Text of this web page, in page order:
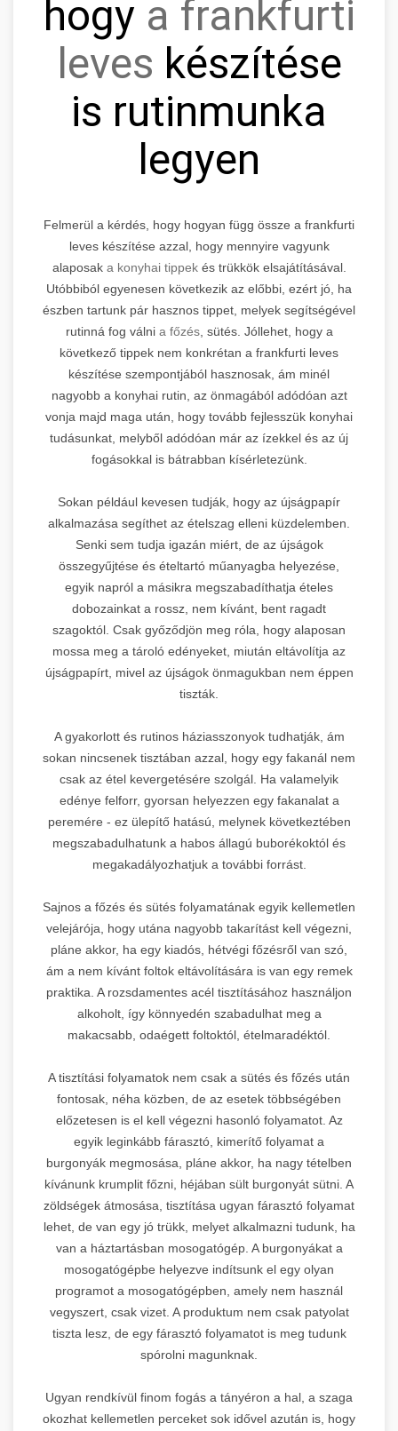
hogy a frankfurti
leves készítése
is rutinmunka
legyen
Felmerül a kérdés, hogy hogyan függ össze a frankfurti
leves készítése azzal, hogy mennyire vagyunk
alaposak a konyhai tippekés trükkök elsajátításával.
Utóbbiból egyenesen következik az előbbi, ezért jó, ha
észben tartunk pár hasznos tippet, melyek segítségével
rutinná fog válni a főzés, sütés. Jóllehet, hogy a
következő tippek nem konkrétan a frankfurti leves
készítése szempontjából hasznosak, ám minél
nagyobb a konyhai rutin, az önmagából adódóan azt
vonja majd maga után, hogy tovább fejlesszük konyhai
tudásunkat, melyből adódóan már az ízekkel és az új
fogásokkal is bátrabban kísérletezünk.
Sokan például kevesen tudják, hogy az újságpapír
alkalmazása segíthet az ételszag elleni küzdelemben.
Senki sem tudja igazán miért, de az újságok
összegyűjtése és ételtartó műanyagba helyezése,
egyik napról a másikra megszabadíthatja ételes
dobozainkat a rossz, nem kívánt, bent ragadt
szagoktól. Csak győződjön meg róla, hogy alaposan
mossa meg a tároló edényeket, miután eltávolítja az
újságpapírt, mivel az újságok önmagukban nem éppen
tiszták.
A gyakorlott és rutinos háziasszonyok tudhatják, ám
sokan nincsenek tisztában azzal, hogy egy fakanál nem
csak az étel kevergetésére szolgál. Ha valamelyik
edénye felforr, gyorsan helyezzen egy fakanalat a
peremére - ez ülepítő hatású, melynek következtében
megszabadulhatunk a habos állagú buborékoktól és
megakadályozhatjuk a további forrást.
Sajnos a főzés és sütés folyamatának egyik kellemetlen
velejárója, hogy utána nagyobb takarítást kell végezni,
pláne akkor, ha egy kiadós, hétvégi főzésről van szó,
ám a nem kívánt foltok eltávolítására is van egy remek
praktika. A rozsdamentes acél tisztításához használjon
alkoholt, így könnyedén szabadulhat meg a
makacsabb, odaégett foltoktól, ételmaradéktól.
A tisztítási folyamatok nem csak a sütés és főzés után
fontosak, néha közben, de az esetek többségében
előzetesen is el kell végezni hasonló folyamatot. Az
egyik leginkább fárasztó, kimerítő folyamat a
burgonyák megmosása, pláne akkor, ha nagy tételben
kívánunk krumplit főzni, héjában sült burgonyát sütni. A
zöldségek átmosása, tisztítása ugyan fárasztó folyamat
lehet, de van egy jó trükk, melyet alkalmazni tudunk, ha
van a háztartásban mosogatógép. A burgonyákat a
mosogatógépbe helyezve indítsunk el egy olyan
programot a mosogatógépben, amely nem használ
vegyszert, csak vizet. A produktum nem csak patyolat
tiszta lesz, de egy fárasztó folyamatot is meg tudunk
spórolni magunknak.
Ugyan rendkívül finom fogás a tányéron a hal, a szaga
okozhat kellemetlen perceket sok idővel azután is, hogy